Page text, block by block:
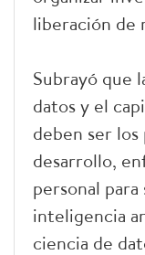
liberación de
Subrayó que
datos y el
deben ser
desarrollo,
personal
inteligencia
ciencia de